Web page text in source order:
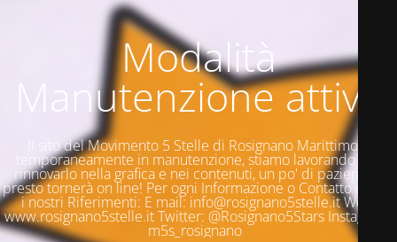
Modalità
Manutenzione attiva
Il sito del Movimento 5 Stelle di Rosignano Marittimo è
temporaneamente in manutenzione, stiamo lavorando per
rinnovarlo nella grafica e nei contenuti, un po' di pazienza e
presto tornerà on line! Per ogni Informazione o Contatto questi
i nostri Riferimenti: E mail: info@rosignano5stelle.it Web:
www.rosignano5stelle.it Twitter: @Rosignano5Stars Instagram:
m5s_rosignano